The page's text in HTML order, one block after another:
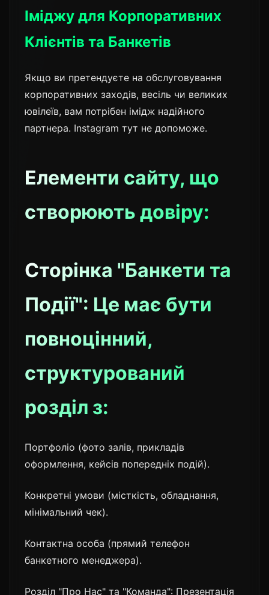
Іміджу для Корпоративних
Клієнтів та Банкетів
Якщо ви претендуєте на обслуговування
корпоративних заходів, весіль чи великих
ювілеїв, вам потрібен імідж надійного
партнера. Instagram тут не допоможе.
Елементи сайту, що
створюють довіру:
Сторінка "Банкети та
Події": Це має бути
повноцінний,
структурований
розділ з:
Портфоліо (фото залів, прикладів
оформлення, кейсів попередніх подій).
Конкретні умови (місткість, обладнання,
мінімальний чек).
Контактна особа (прямий телефон
банкетного менеджера).
Розділ "Про Нас" та "Команда": Презентація